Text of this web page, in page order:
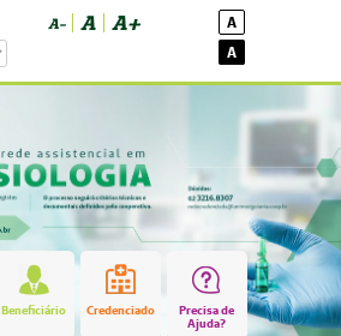
A- A A+
A
A
Beneficiário Credenciado
Precisa de
Ajuda?